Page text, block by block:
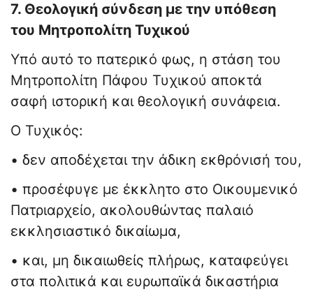
7. Θεολογική σύνδεση με την υπόθεση
του Μητροπολίτη Τυχικού
Υπό αυτό το πατερικό φως, η στάση του
Μητροπολίτη Πάφου Τυχικού αποκτά
σαφή ιστορική και θεολογική συνάφεια.
Ο Τυχικός:
• δεν αποδέχεται την άδικη εκθρόνισή του,
• προσέφυγε με έκκλητο στο Οικουμενικό
Πατριαρχείο, ακολουθώντας παλαιό
εκκλησιαστικό δικαίωμα,
• και, μη δικαιωθείς πλήρως, καταφεύγει
στα πολιτικά και ευρωπαϊκά δικαστήρια